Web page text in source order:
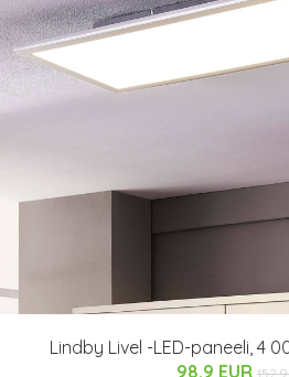
Lindby Livel -LED-paneeli, 4
98.9 EUR